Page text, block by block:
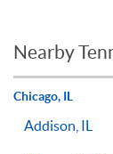
Nearby
Chicago, IL
Addison, IL